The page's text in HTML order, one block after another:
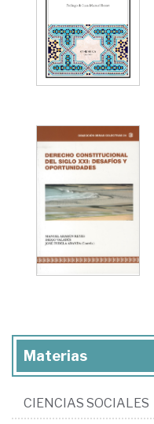
Materias
CIENCIAS SOCIALES